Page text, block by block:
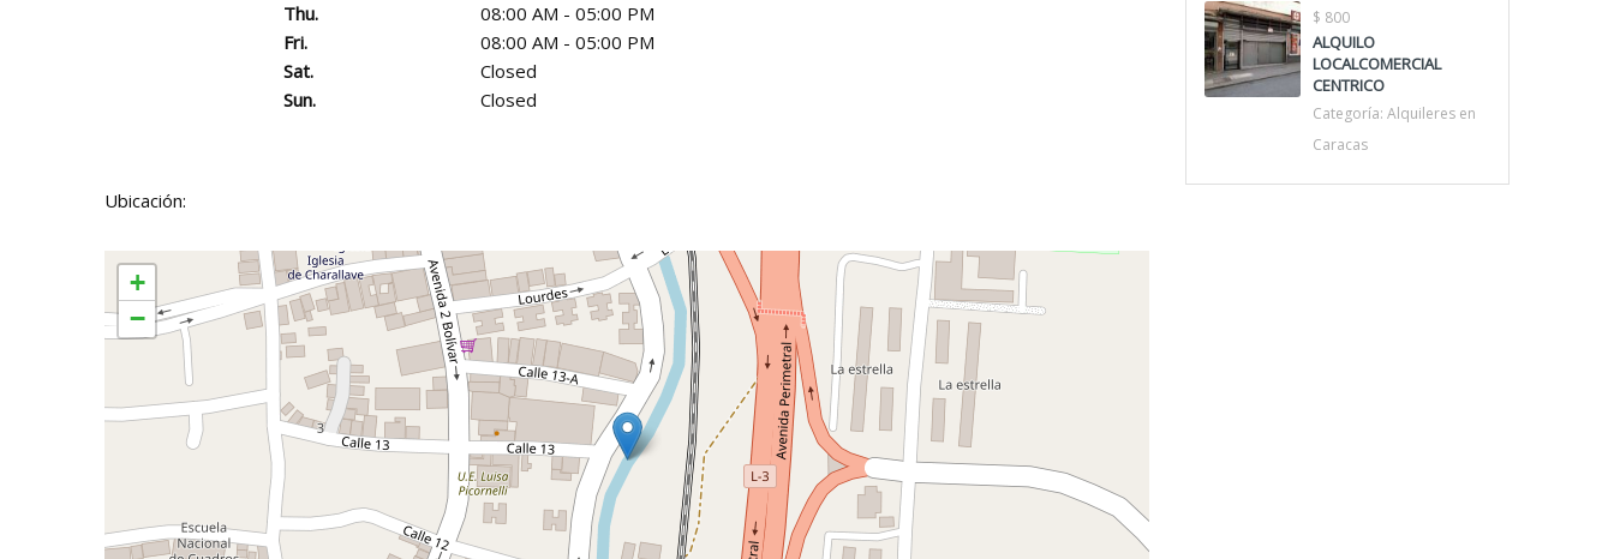
Thu.
08:00 AM - 05:00 PM
Fri.
08:00 AM - 05:00 PM
Sat.
Closed
Sun.
Closed
Ubicación:
+
−
$ 800
ALQUILO
LOCALCOMERCIAL
CENTRICO
Categoría: Alquileres en
Caracas